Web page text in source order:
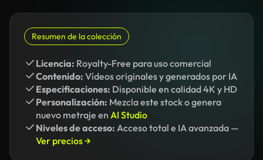
Resumen de la colección
Licencia: Royalty-Free para uso comercial
Contenido: Vídeos originales y generados por IA
Especificaciones: Disponible en calidad 4K y HD
Personalización: Mezcla este stock o genera
nuevo metraje en AI Studio
Niveles de acceso: Acceso total e IA avanzada —
Ver precios →